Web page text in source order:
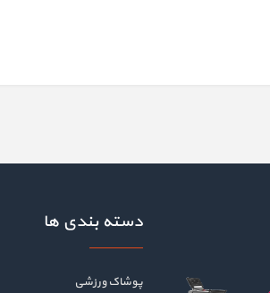
دسته بندی ها
پوشاک ورزشی